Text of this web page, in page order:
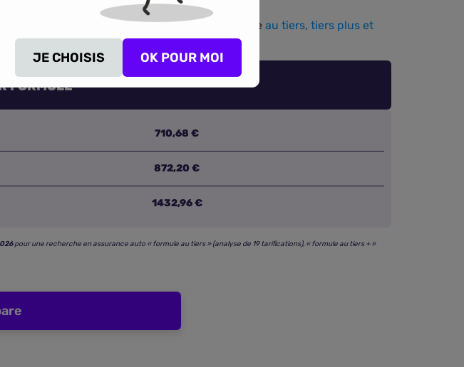
niveau de couverture. Comparez l’assurance au tiers, tiers plus et
FORMULE
710,68 €
872,20 €
1432,96 €
pour une recherche en assurance auto « formule au tiers » (analyse de 19 tarifications), « formule au tiers + »
JE CHOISIS OK POUR MOI